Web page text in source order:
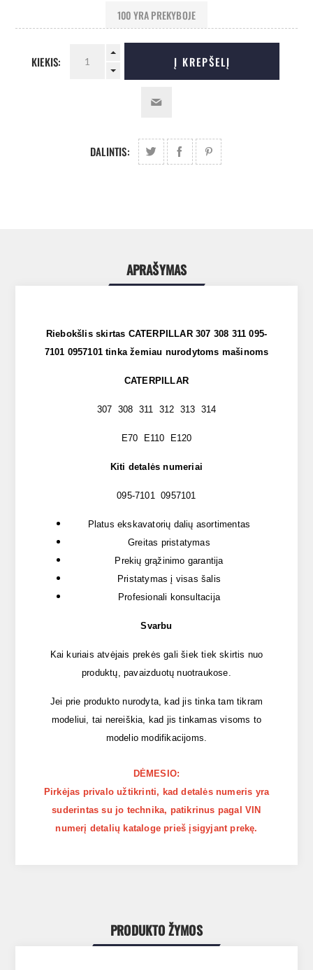
100 YRA PREKYBOJE
KIEKIS: Į KREPŠELĮ
DALINTIS:
APRAŠYMAS
Riebokšlis skirtas CATERPILLAR 307 308 311 095-
7101 0957101 tinka žemiau nurodytoms mašinoms
CATERPILLAR
307 308 311 312 313 314
E70 E110 E120
Kiti detalės numeriai
095-7101 0957101
Platus ekskavatorių dalių asortimentas
Greitas pristatymas
Prekių grąžinimo garantija
Pristatymas į visas šalis
Profesionali konsultacija
Svarbu
Kai kuriais atvėjais prekės gali šiek tiek skirtis nuo
produktų, pavaizduotų nuotraukose.
Jei prie produkto nurodyta, kad jis tinka tam tikram
modeliui, tai nereiškia, kad jis tinkamas visoms to
modelio modifikacijoms.
DĖMESIO:
Pirkėjas privalo užtikrinti, kad detalės numeris yra
suderintas su jo technika, patikrinus pagal VIN
numerį detalių kataloge prieš įsigyjant prekę.
PRODUKTO ŽYMOS